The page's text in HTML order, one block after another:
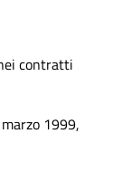
contratti
1999,